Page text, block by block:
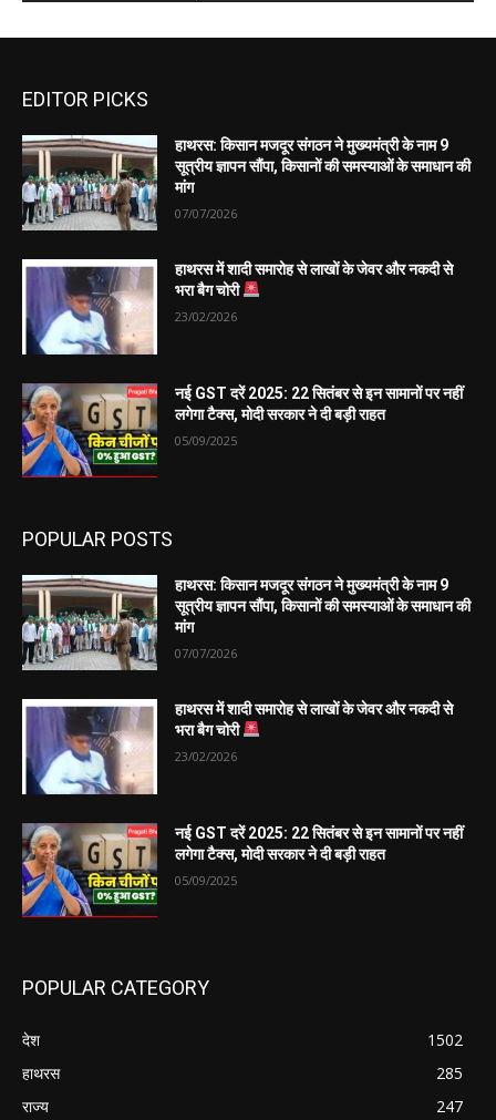
EDITOR PICKS
हाथरस: किसान मजदूर संगठन ने मुख्यमंत्री के नाम 9
सूत्रीय ज्ञापन सौंपा, किसानों की समस्याओं के समाधान की
मांग
07/07/2026
हाथरस में शादी समारोह से लाखों के जेवर और नकदी से
भरा बैग चोरी
23/02/2026
नई GST दरें 2025: 22 सितंबर से इन सामानों पर नहीं
लगेगा टैक्स, मोदी सरकार ने दी बड़ी राहत
05/09/2025
POPULAR POSTS
हाथरस: किसान मजदूर संगठन ने मुख्यमंत्री के नाम 9
सूत्रीय ज्ञापन सौंपा, किसानों की समस्याओं के समाधान की
मांग
07/07/2026
हाथरस में शादी समारोह से लाखों के जेवर और नकदी से
भरा बैग चोरी
23/02/2026
नई GST दरें 2025: 22 सितंबर से इन सामानों पर नहीं
लगेगा टैक्स, मोदी सरकार ने दी बड़ी राहत
05/09/2025
POPULAR CATEGORY
देश
1502
हाथरस
285
राज्य
247